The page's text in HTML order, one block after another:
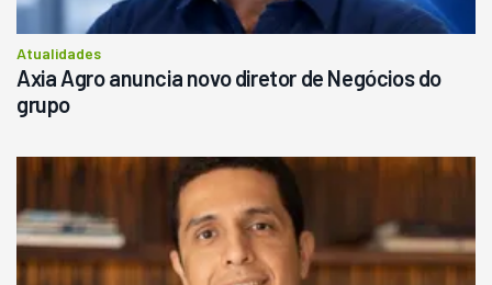
Atualidades
Axia Agro anuncia novo diretor de Negócios do
grupo